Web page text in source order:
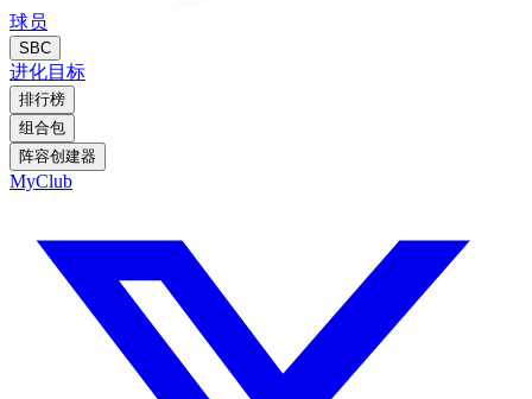
球员
SBC
进化目标
排行榜
组合包
阵容创建器
MyClub